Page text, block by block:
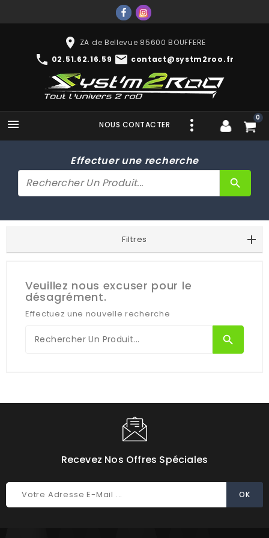
place ZA de Bellevue 85600 BOUFFERE
phone 02.51.62.16.59 mail contact@systm2roo.fr
 0
NOUS CONTACTER
Effectuer une recherche
search
Filtres
Veuillez nous excuser pour le
désagrément.
Effectuez une nouvelle recherche
search
Recevez Nos Offres Spéciales